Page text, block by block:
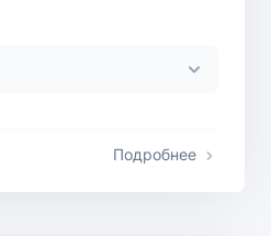
Подробнее